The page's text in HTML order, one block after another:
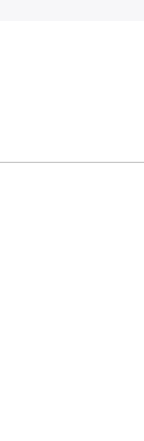
ขายของ
มีอยู่จริง"
สต์อสังหาฯ รับโพสเว็บบอร์ด